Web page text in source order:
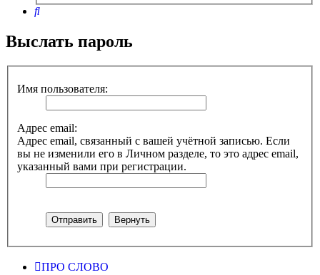
Поиск
Выслать пароль
Имя пользователя:
Адрес email:
Адрес email, связанный с вашей учётной записью. Если
вы не изменили его в Личном разделе, то это адрес email,
указанный вами при регистрации.
ПРО СЛОВО